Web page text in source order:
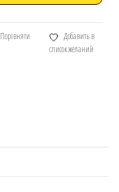
Порівняти
Добавить в
список желаний